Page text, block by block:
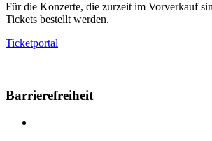
Für die Konzerte, die zurzeit im Vorverkauf
Tickets bestellt werden.
Ticketportal
Barrierefreiheit